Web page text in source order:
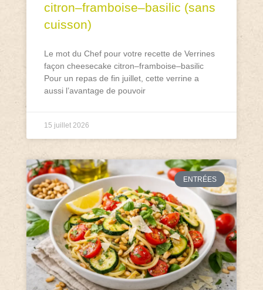
citron–framboise–basilic (sans
cuisson)
Le mot du Chef pour votre recette de Verrines
façon cheesecake citron–framboise–basilic
Pour un repas de fin juillet, cette verrine a
aussi l’avantage de pouvoir
15 juillet 2026
ENTRÉES